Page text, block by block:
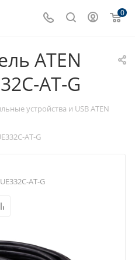
0
ATEN
AT-G
устройства и USB ATEN
AT-G
UE332C-AT-G